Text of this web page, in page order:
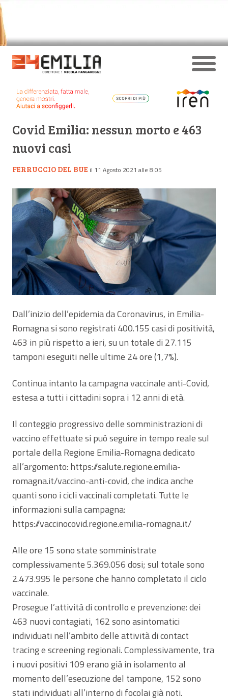
Covid Emilia: nessun morto e 463
nuovi casi
FERRUCCIO DEL BUE il 11 Agosto 2021 alle 8:05
Dall’inizio dell’epidemia da Coronavirus, in Emilia-
Romagna si sono registrati 400.155 casi di positività,
463 in più rispetto a ieri, su un totale di 27.115
tamponi eseguiti nelle ultime 24 ore (1,7%).
Continua intanto la campagna vaccinale anti-Covid,
estesa a tutti i cittadini sopra i 12 anni di età.
Il conteggio progressivo delle somministrazioni di
vaccino effettuate si può seguire in tempo reale sul
portale della Regione Emilia-Romagna dedicato
all’argomento: https://salute.regione.emilia-
romagna.it/vaccino-anti-covid, che indica anche
quanti sono i cicli vaccinali completati. Tutte le
informazioni sulla campagna:
https://vaccinocovid.regione.emilia-romagna.it/
Alle ore 15 sono state somministrate
complessivamente 5.369.056 dosi; sul totale sono
2.473.995 le persone che hanno completato il ciclo
vaccinale.
Prosegue l’attività di controllo e prevenzione: dei
463 nuovi contagiati, 162 sono asintomatici
individuati nell’ambito delle attività di contact
tracing e screening regionali. Complessivamente, tra
i nuovi positivi 109 erano già in isolamento al
momento dell’esecuzione del tampone, 152 sono
stati individuati all’interno di focolai già noti.